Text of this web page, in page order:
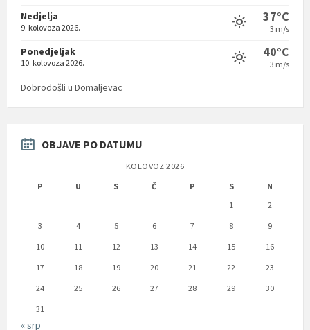
Nedjelja
9. kolovoza 2026.
37°C
3 m/s
Ponedjeljak
10. kolovoza 2026.
40°C
3 m/s
Dobrodošli u Domaljevac
OBJAVE PO DATUMU
KOLOVOZ 2026
P
U S Č P S
N
1
2
3
4 5 6 7 8
9
10
11 12 13 14 15
16
17
18 19 20 21 22
23
24
25 26 27 28 29
30
31
« srp